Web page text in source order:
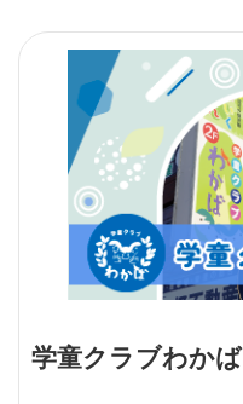
学童クラブわかば